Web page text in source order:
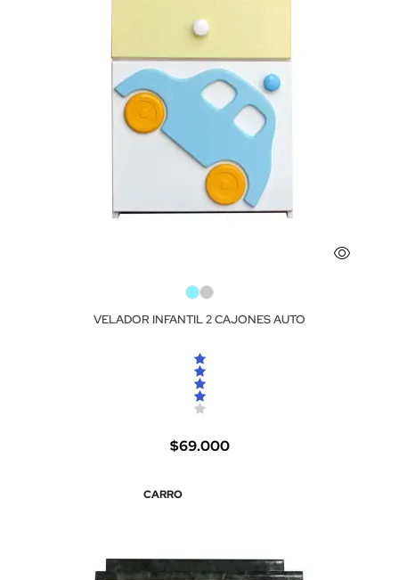
VELADOR INFANTIL 2 CAJONES AUTO
$69.000
CARRO